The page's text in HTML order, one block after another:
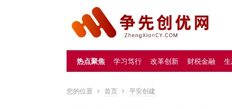
热点聚焦 学习笃行 改革创新 财税金融
您的位置 首页 平安创建